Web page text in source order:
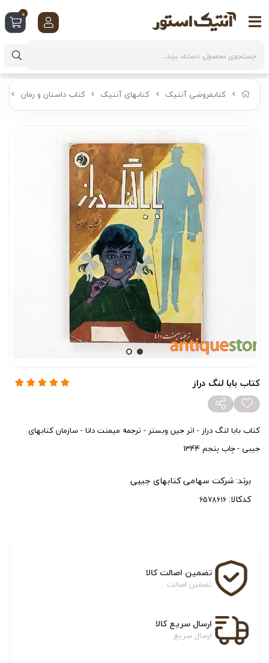
کتابفروشی آنتیک کتابهای آنتیک کتاب داستان و رمان
کتاب بابا لنگ دراز
کتاب بابا لنگ دراز - اثر جین وبستر - ترجمه میمنت دانا - سازمان کتابهای
جیبی - چاپ پنجم 1344
برند:شرکت سهامی کتابهای جیبی
کدکالا:
تضمین اصالت کالا
تضمین اصالت
ارسال سریع کالا
ارسال سریع
0